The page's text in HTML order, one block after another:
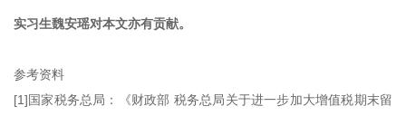
实习生魏安瑶对本文亦有贡献。
参考资料
[1]国家税务总局：《财政部 税务总局关于进一步加大增值税期末留